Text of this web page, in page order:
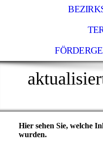
Hier sehen Sie, welche
wurden.